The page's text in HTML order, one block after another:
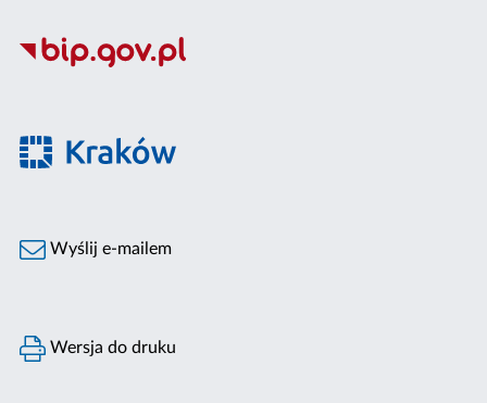
Wyślij e-mailem
Wersja do druku